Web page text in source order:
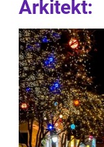
Arkitekt: